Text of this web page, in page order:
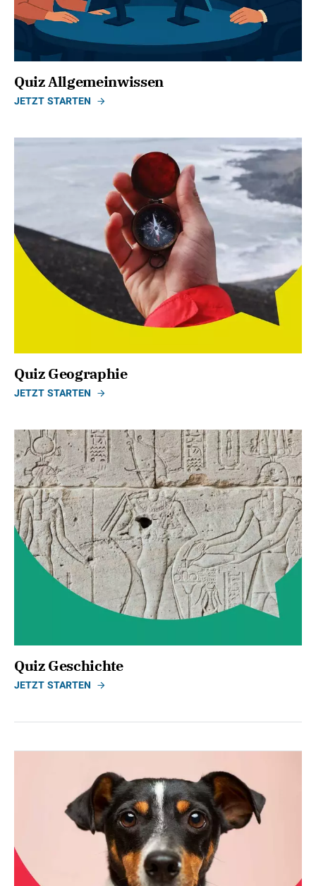
Quiz Allgemeinwissen
JETZT STARTEN
Quiz Geographie
JETZT STARTEN
Quiz Geschichte
JETZT STARTEN